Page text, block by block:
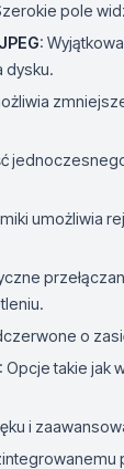
pole
:
dysku.
umożliwia
o
: Opcje takie jak
i